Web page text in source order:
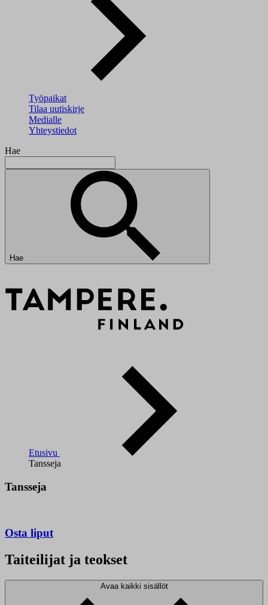
Työpaikat
Tilaa uutiskirje
Medialle
Yhteystiedot
Hae
Hae
Etusivu
Tansseja
Tansseja
Osta liput
Taiteilijat ja teokset
Avaa kaikki sisällöt